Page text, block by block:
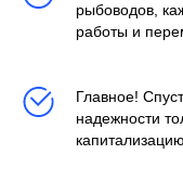
рыбоводов,
работы и
Главное!
надежности